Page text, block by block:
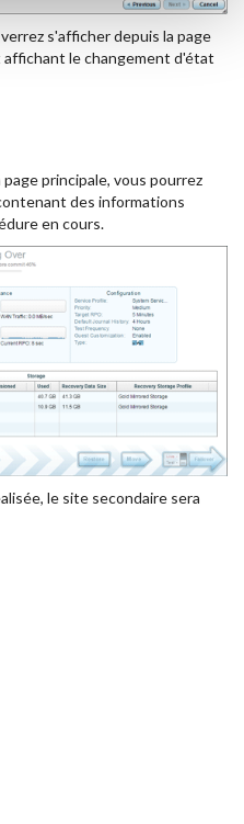
s'afficher depuis la page
le changement d'état
principale, vous pourrez
des informations
en cours.
le site secondaire sera